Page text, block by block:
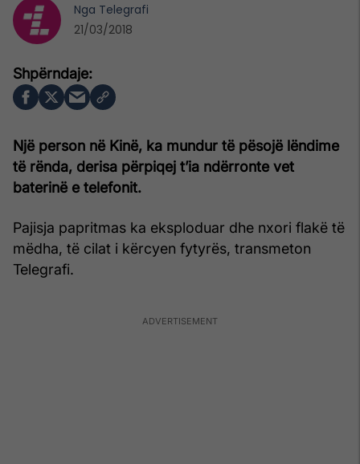
Një person në Kinë, ka mundur të pësojë lëndime
të rënda, derisa përpiqej t’ia ndërronte vet
baterinë e telefonit.
Pajisja papritmas ka eksploduar dhe nxori flakë të
mëdha, të cilat i kërcyen fytyrës, transmeton
Telegrafi.
Nga Telegrafi
21/03/2018